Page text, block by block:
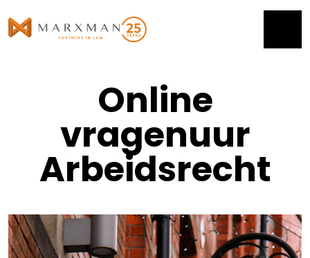
Online
vragenuur
Arbeidsrecht